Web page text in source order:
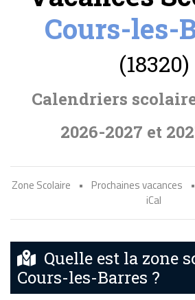
Cours-les-
(18320)
Calendriers
2026-2027 et
Zone Scolaire • Prochaines vacances •
iCal
Quelle est la zone
Cours-les-Barres ?